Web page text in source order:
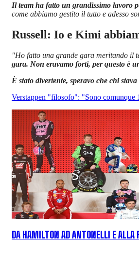
Il team ha fatto un grandissimo lavoro
come abbiamo gestito il tutto e adesso
Russell: Io e Kimi
"Ho fatto una grande gara meritando il
gara. Non eravamo forti, per questo è
È stato divertente, speravo che chi
Verstappen "filosofo": "Sono
DA HAMILTON AD ANTONELLI E